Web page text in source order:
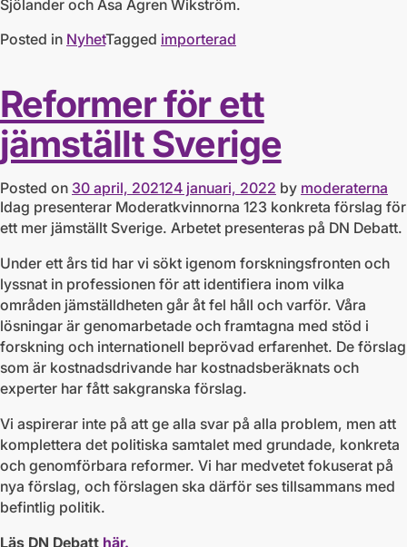
Sjölander och Åsa Ågren Wikström.
Posted in NyhetTagged importerad
Reformer för ett
jämställt Sverige
Posted on 30 april, 202124 januari, 2022 by moderaterna
Idag presenterar Moderatkvinnorna 123 konkreta förslag för
ett mer jämställt Sverige. Arbetet presenteras på DN Debatt.
Under ett års tid har vi sökt igenom forskningsfronten och
lyssnat in professionen för att identifiera inom vilka
områden jämställdheten går åt fel håll och varför. Våra
lösningar är genomarbetade och framtagna med stöd i
forskning och internationell beprövad erfarenhet. De förslag
som är kostnadsdrivande har kostnadsberäknats och
experter har fått sakgranska förslag.
Vi aspirerar inte på att ge alla svar på alla problem, men att
komplettera det politiska samtalet med grundade, konkreta
och genomförbara reformer. Vi har medvetet fokuserat på
nya förslag, och förslagen ska därför ses tillsammans med
befintlig politik.
Läs DN Debatt här.